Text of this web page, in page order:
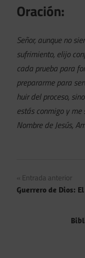
Oración:
Señor, aunque no
sufrimiento, elijo
cada prueba para
prepararme para
huir del proceso,
estás conmigo y me
Nombre de Jesús,
Navegación
de
Entrada anterior
Guerrero de Dios: